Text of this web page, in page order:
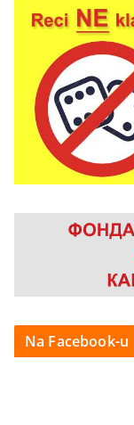
Na Facebook-u